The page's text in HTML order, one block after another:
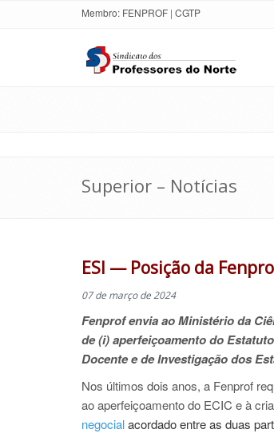
Membro: FENPROF | CGTP
Superior – Notícias
ESI — Posição da
07 de março de 2024
Fenprof envia aoMinistério da
de (i)aperfeiçoamento do
Docente e de Investigação dos
Nos últimos dois anos, a Fenprof
ao aperfeiçoamento do ECIC e à
negocialacordado entre as duas